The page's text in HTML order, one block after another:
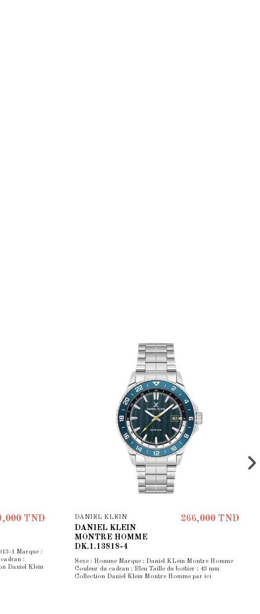
TND
1 Marque :
:
Daniel Klein
DANIEL KLEIN
DANIEL KLEIN
MONTRE HOMME
DK.1.13818-4
266,000 TND
Sexe : Homme Marque : Daniel KLein Montre Homme
Couleur du cadran : Bleu Taille du boîtier : 43 mm
Collection Daniel Klein Montre Homme par ici